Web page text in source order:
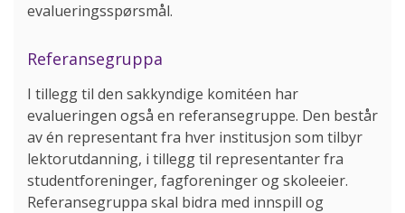
evalueringsspørsmål.
Referansegruppa
I tillegg til den sakkyndige komitéen har
evalueringen også en referansegruppe. Den består
av én representant fra hver institusjon som tilbyr
lektorutdanning, i tillegg til representanter fra
studentforeninger, fagforeninger og skoleeier.
Referansegruppa skal bidra med innspill og